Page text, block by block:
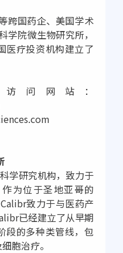
跨国药企、美国学术
院微生物研究所，
医疗投资机构建立了
问网站：
学研究机构，致力于
为位于圣地亚哥的
致力于与医药产
已经建立了从早期
段的多种类管线，包
胞治疗。